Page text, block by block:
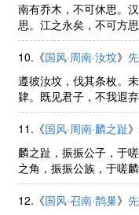
南有乔木，不可休思。
思。江之永矣，不可方
其马。汉之广矣，不可
刈其蒌。之子于归，言秣
10.《国风·周南·汝坟》
遵彼汝坟，伐其条枚。
肄。既见君子，不我遐
孔迩。
11.《国风·周南·麟之趾》
麟之趾，振振公子，于
之角，振振公族，于嗟麟
12.《国风·召南·鹊巢》